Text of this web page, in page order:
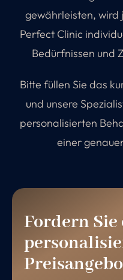
gewährleisten, wird
Perfect Clinic
Bedürfnissen und
Bitte füllen Sie das
und unsere
personalisierten
einer
Fordern Sie